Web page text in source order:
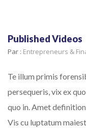
Published Videos
Par : Entrepreneurs &
Te illum primis
persequeris, vix ex
quo in. Amet
Vis cu luptatum